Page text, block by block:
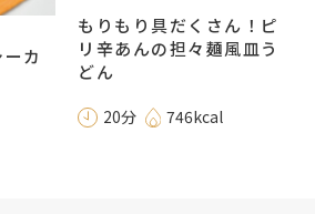
カ
もりもり具だくさん！ピ
リ辛あんの担々麺風皿う
どん
20分 746kcal